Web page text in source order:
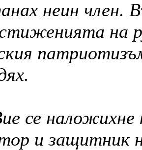
неин член.
на
се наложихне
и защитник